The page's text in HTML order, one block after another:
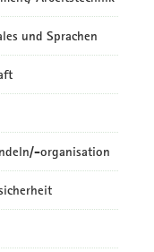
und Sprachen
organisation